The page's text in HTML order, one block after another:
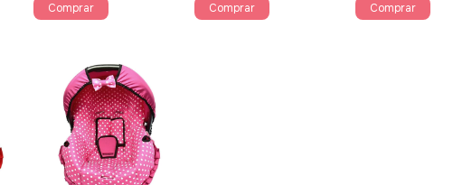
Comprar Comprar Comprar